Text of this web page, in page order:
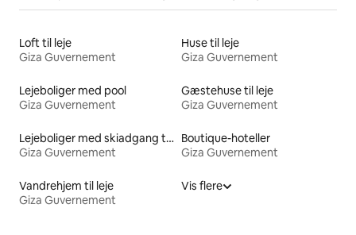
Loft til leje
Giza Guvernement
Huse til leje
Giza Guvernement
Lejeboliger med pool
Giza Guvernement
Gæstehuse til leje
Giza Guvernement
Lejeboliger med skiadgang til døren
Giza Guvernement
Boutique-hoteller
Giza Guvernement
Vandrehjem til leje
Giza Guvernement
Vis flere